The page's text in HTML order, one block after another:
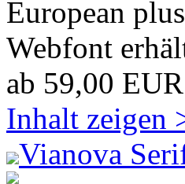
European plus
Webfont
ab 59,00 EUR
Inhalt zeigen
Vianova